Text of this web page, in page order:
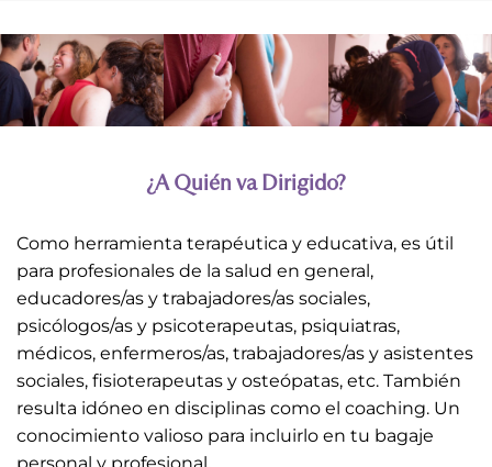
¿A Quién va Dirigido?
Como herramienta terapéutica y educativa, es útil
para profesionales de la salud en general,
educadores/as y trabajadores/as sociales,
psicólogos/as y psicoterapeutas, psiquiatras,
médicos, enfermeros/as, trabajadores/as y asistentes
sociales, fisioterapeutas y osteópatas, etc. También
resulta idóneo en disciplinas como el coaching. Un
conocimiento valioso para incluirlo en tu bagaje